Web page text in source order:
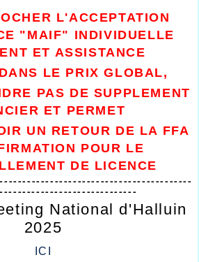
L'ACCEPTATION
"MAIF" INDIVIDUELLE
ET ASSISTANCE
LE PRIX GLOBAL,
PAS DE SUPPLEMENT
ET PERMET
UN RETOUR DE LA FFA
POUR LE
DE LICENCE
National d'Halluin
2025
ICI